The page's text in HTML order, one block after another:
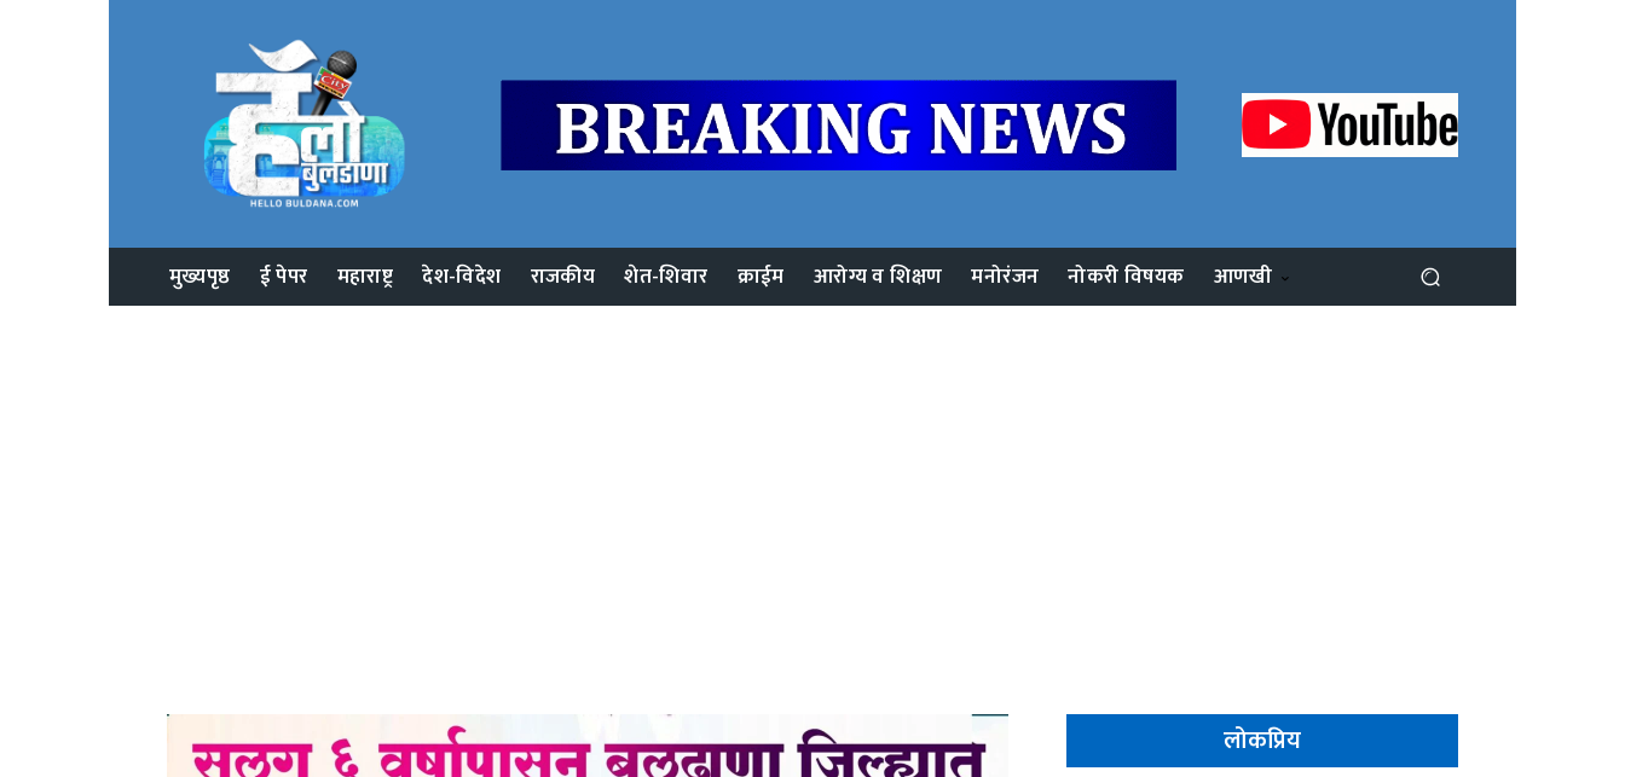
मुख्यपृष्ठ ई पेपर महाराष्ट्र देश-विदेश राजकीय शेत-शिवार क्राईम आरोग्य व शिक्षण मनोरंजन नोकरी विषयक आणखी
लोकप्रिय